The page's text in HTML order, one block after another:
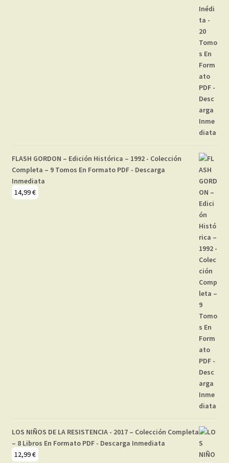
FLASH GORDON – Edición Histórica – 1992 - Colección
Completa – 9 Tomos En Formato PDF - Descarga
Inmediata
14,99€
LOS NIÑOS DE LA RESISTENCIA - 2017 – Colección Completa
– 8 Libros En Formato PDF - Descarga Inmediata
12,99€